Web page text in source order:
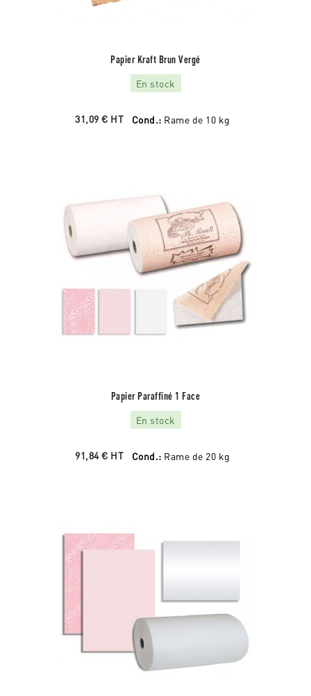
Papier Kraft Brun Vergé
En stock
31,09 € HT Cond.: Rame de 10 kg
Papier Paraffiné 1 Face
En stock
91,84 € HT Cond.: Rame de 20 kg